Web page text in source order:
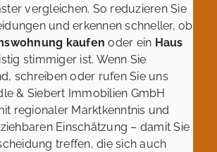
vergleichen. So reduzieren Sie
und erkennen schneller, ob
kaufen oder ein Haus
stimmiger ist. Wenn Sie
schreiben oder rufen Sie uns
& Siebert Immobilien GmbH
regionaler Marktkenntnis und
Einschätzung – damit Sie
treffen, die sich auch